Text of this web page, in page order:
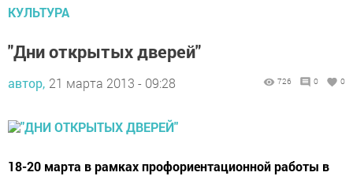
КУЛЬТУРА
"Дни открытых дверей"
автор, 21 марта 2013 - 09:28 726 0 0
18-20 марта в рамках профориентационной работы в